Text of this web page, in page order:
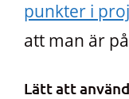
punkter i
att man är
Lätt att